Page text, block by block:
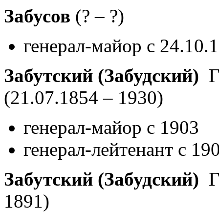
Забусов (? – ?)
генерал-майор с
Забутский (Забудский)
(21.07.1854 – 1930)
генерал-майор с 1903
генерал-лейтенант с
Забутский (Забудский)
1891)